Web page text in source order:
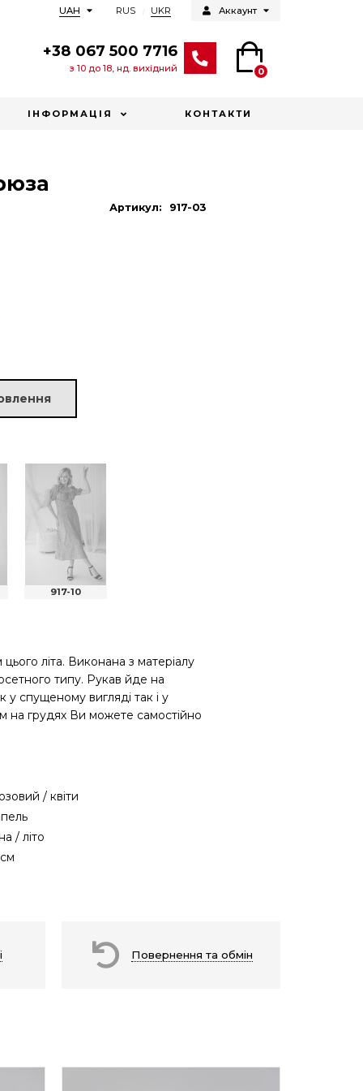
Аккаунт
RUS UKR
UAH
+38 067 500 7716
з 10 до 18, нд. вихідний 0
ІНФОРМАЦІЯ КОНТАКТИ
Артикул: 917-03
917-10
літа. Виконана з матеріалу
типу. Рукав йде на
спущеному вигляді так і у
на грудях Ви можете самостійно
/ квіти
/ літо
Повернення та обмін